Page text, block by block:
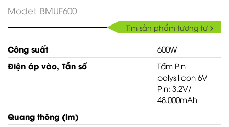
Model: BMUF600
Tìm sản phẩm tương tự
Công suất 600W
Điện áp vào, Tần số
Tấm Pin
polysilicon 6V
Pin: 3.2V/
48.000mAh
Quang thông (lm)